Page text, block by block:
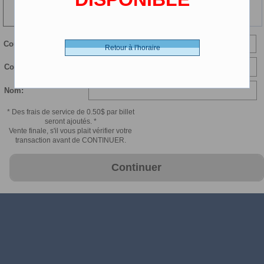
Courriel:
Confirmer courriel:
Nom:
* Des frais de service de 0.50$ par billet
seront ajoutés. *
Vente finale, s'il vous plait vérifier votre
transaction avant de CONTINUER.
Continuer
Retour à l'horaire